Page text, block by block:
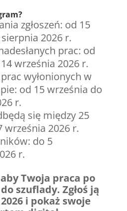
zgłoszeń: od 15
2026 r.
prac: od
września 2026 r.
wyłonionych w
od 15 września do
r.
się między 25
września 2026 r.
do 5
r.
Twoja praca po
szuflady. Zgłoś ją
i pokaż swoje